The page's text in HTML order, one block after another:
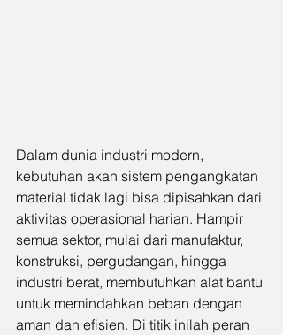
Dalam dunia industri modern,
kebutuhan akan sistem pengangkatan
material tidak lagi bisa dipisahkan dari
aktivitas operasional harian. Hampir
semua sektor, mulai dari manufaktur,
konstruksi, pergudangan, hingga
industri berat, membutuhkan alat bantu
untuk memindahkan beban dengan
aman dan efisien. Di titik inilah peran